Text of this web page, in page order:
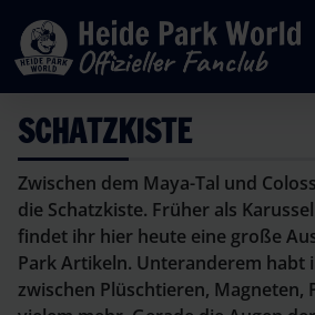
SCHATZKISTE
Zwischen dem Maya-Tal und
die Schatzkiste. Früher als
findet ihr hier heute eine große
Park Artikeln. Unteranderem habt
zwischen Plüschtieren, Magneten,